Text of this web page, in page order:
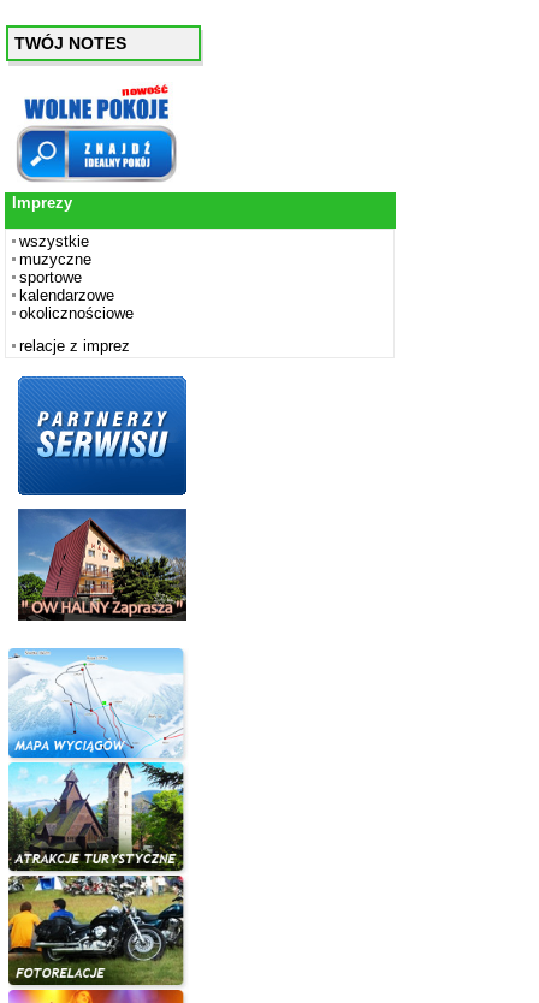
TWÓJ NOTES
Imprezy
wszystkie
muzyczne
sportowe
kalendarzowe
okolicznościowe
relacje z imprez